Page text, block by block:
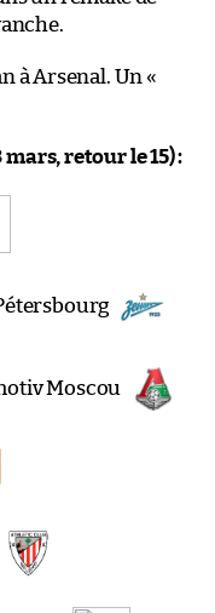
à Arsenal. Un «
retour le 15) :
Moscou